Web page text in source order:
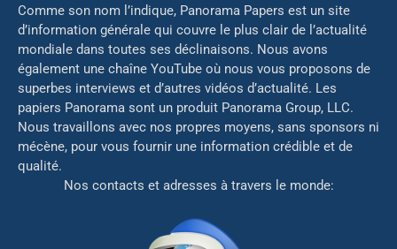
Comme son nom l’indique, Panorama Papers est un site
d’information générale qui couvre le plus clair de l’actualité
mondiale dans toutes ses déclinaisons. Nous avons
également une chaîne YouTube où nous vous proposons de
superbes interviews et d’autres vidéos d’actualité. Les
papiers Panorama sont un produit Panorama Group, LLC.
Nous travaillons avec nos propres moyens, sans sponsors ni
mécène, pour vous fournir une information crédible et de
qualité.
Nos contacts et adresses à travers le monde: